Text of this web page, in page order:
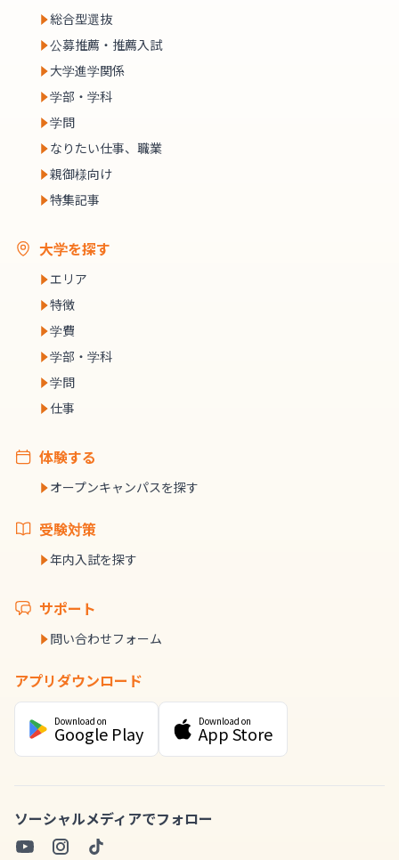
総合型選抜
公募推薦・推薦入試
大学進学関係
学部・学科
学問
なりたい仕事、職業
親御様向け
特集記事
大学を探す
エリア
特徴
学費
学部・学科
学問
仕事
体験する
オープンキャンパスを探す
受験対策
年内入試を探す
サポート
問い合わせフォーム
アプリダウンロード
Download on
Google Play
Download on
App Store
ソーシャルメディアでフォロー